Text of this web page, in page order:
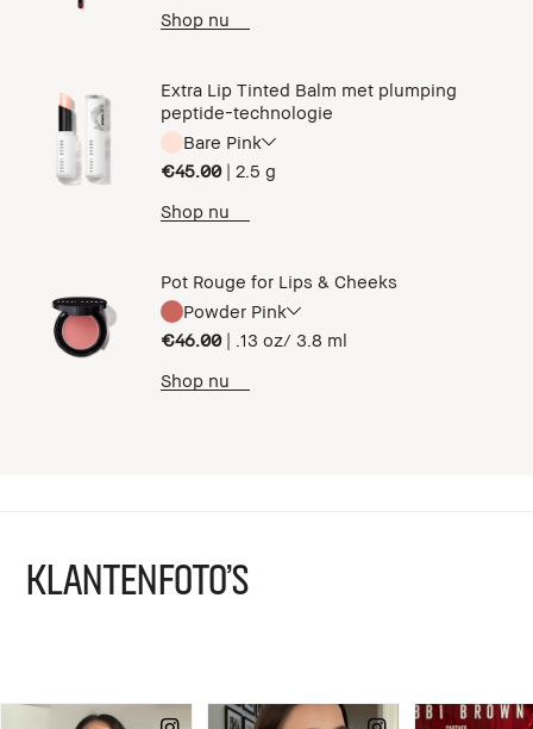
Shop nu
Extra Lip Tinted Balm met plumping
peptide-technologie
Bare Pink
€45.00 | 2.5 g
Shop nu
Pot Rouge for Lips & Cheeks
Powder Pink
€46.00 | .13 oz/ 3.8 ml
Shop nu
KLANTENFOTO'S